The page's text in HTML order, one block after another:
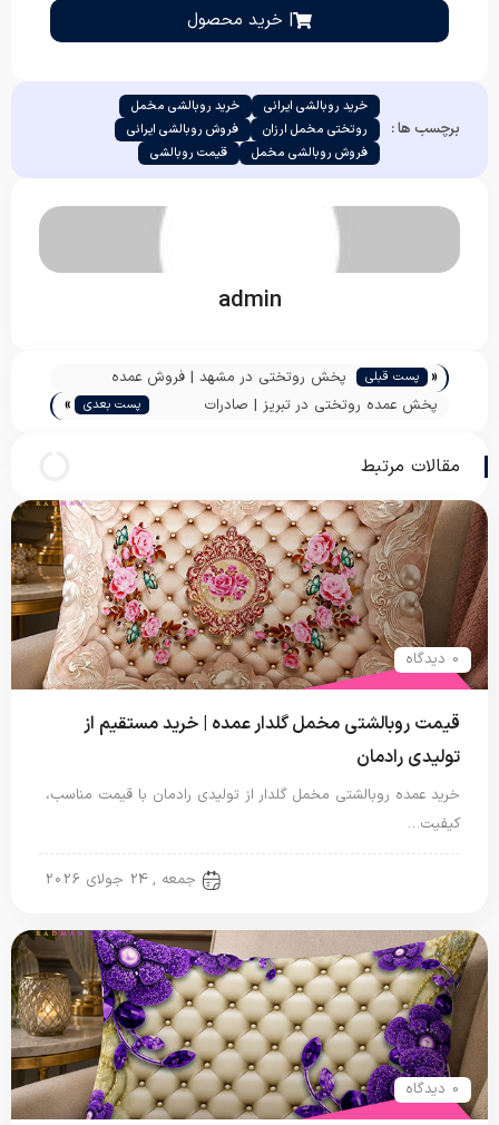
| خرید محصول
برچسب ها :
خرید روبالشی ایرانی
خرید روبالشی مخمل
روتختی مخمل ارزان
فروش روبالشی ایرانی
فروش روبالشی مخمل
قیمت روبالشی
admin
« پست قبلی
پخش روتختی در مشهد | فروش عمده
روتختی دخترانه یک نفره | پاندا
پخش عمده روتختی در تبریز | صادرات
پست بعدی »
مقالات مرتبط
0 دیدگاه
قیمت روبالشتی مخمل گلدار عمده | خرید مستقیم از
تولیدی رادمان
خرید عمده روبالشتی مخمل گلدار از تولیدی رادمان با قیمت مناسب،
کیفیت…
جمعه , 24 جولای 2026
0 دیدگاه